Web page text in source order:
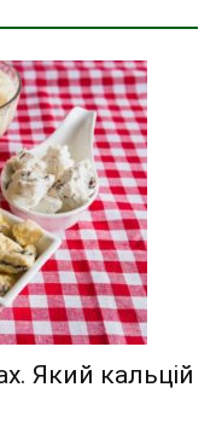
Який кальцій